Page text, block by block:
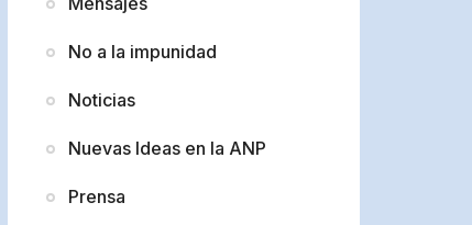
No a la impunidad
Noticias
Nuevas Ideas en la ANP
Prensa